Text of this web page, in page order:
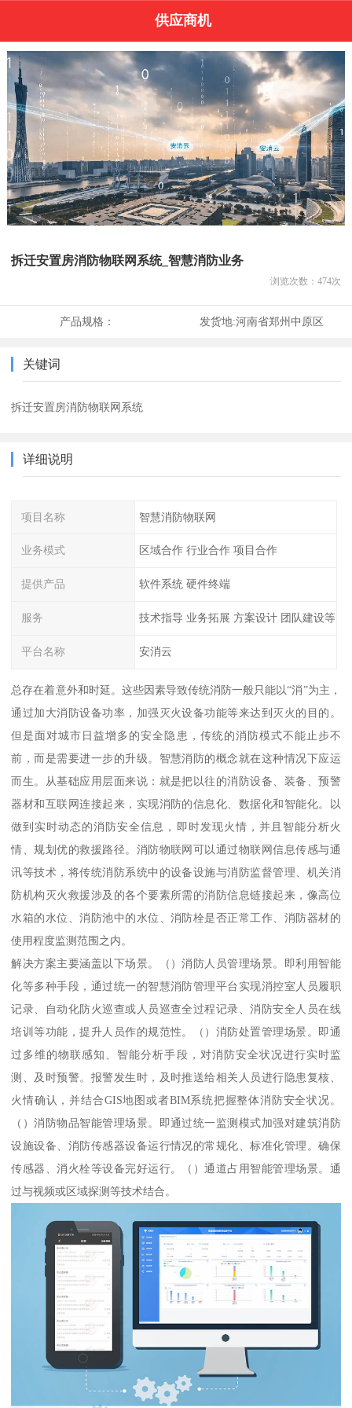
供应商机
拆迁安置房消防物联网系统_智慧消防业务
浏览次数： 474次
产品规格： 发货地:河南省郑州中原区
关键词
拆迁安置房消防物联网系统
详细说明
项目名称 智慧消防物联网
业务模式 区域合作 行业合作 项目合作
提供产品 软件系统 硬件终端
服务 技术指导 业务拓展 方案设计 团队建设等
平台名称 安消云
总存在着意外和时延。这些因素导致传统消防一般只能以“消”为主，
通过加大消防设备功率，加强灭火设备功能等来达到灭火的目的。
但是面对城市日益增多的安全隐患，传统的消防模式不能止步不
前，而是需要进一步的升级。智慧消防的概念就在这种情况下应运
而生。从基础应用层面来说：就是把以往的消防设备、装备、预警
器材和互联网连接起来，实现消防的信息化、数据化和智能化。以
做到实时动态的消防安全信息，即时发现火情，并且智能分析火
情、规划优的救援路径。消防物联网可以通过物联网信息传感与通
讯等技术，将传统消防系统中的设备设施与消防监督管理、机关消
防机构灭火救援涉及的各个要素所需的消防信息链接起来，像高位
水箱的水位、消防池中的水位、消防栓是否正常工作、消防器材的
使用程度监测范围之内。
解决方案主要涵盖以下场景。（）消防人员管理场景。即利用智能
化等多种手段，通过统一的智慧消防管理平台实现消控室人员履职
记录、自动化防火巡查或人员巡查全过程记录、消防安全人员在线
培训等功能，提升人员作的规范性。（）消防处置管理场景。即通
过多维的物联感知、智能分析手段，对消防安全状况进行实时监
测、及时预警。报警发生时，及时推送给相关人员进行隐患复核、
火情确认，并结合GIS地图或者BIM系统把握整体消防安全状况。
（）消防物品智能管理场景。即通过统一监测模式加强对建筑消防
设施设备、消防传感器设备运行情况的常规化、标准化管理。确保
传感器、消火栓等设备完好运行。（）通道占用智能管理场景。通
过与视频或区域探测等技术结合。